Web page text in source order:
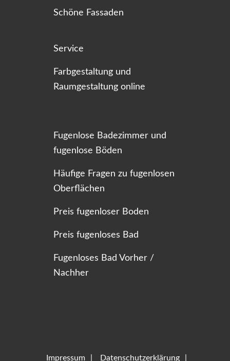
Schöne Fassaden
Service
Farbgestaltung und
Raumgestaltung online
Fugenlose Badezimmer und
fugenlose Böden
Häufige Fragen zu fugenlosen
Oberflächen
Preis fugenloser Boden
Preis fugenloses Bad
Fugenloses Bad Vorher /
Nachher
Impressum Datenschutzerklärung